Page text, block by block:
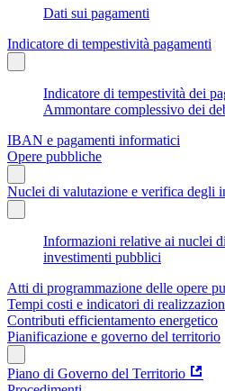
Dati sui pagamenti
Indicatore di tempestività pagamenti
Indicatore di tempestività dei
Ammontare complessivo dei
IBAN e pagamenti informatici
Opere pubbliche
Nuclei di valutazione e verifica degli
Informazioni relative ai nuclei
investimenti pubblici
Atti di programmazione delle opere
Tempi costi e indicatori di
Contributi efficientamento energetico
Pianificazione e governo del territorio
Piano di Governo del Territorio